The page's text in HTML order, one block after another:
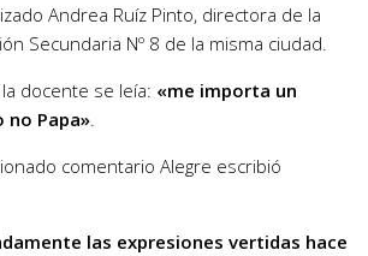
Andrea Ruíz Pinto, directora de la
Secundaria Nº 8 de la misma ciudad.
docente se leía: «me importa un
no Papa».
comentario Alegre escribió
las expresiones vertidas hace